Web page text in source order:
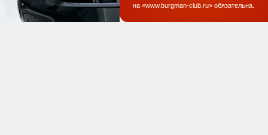
на «www.burgman-club.ru» обязательна